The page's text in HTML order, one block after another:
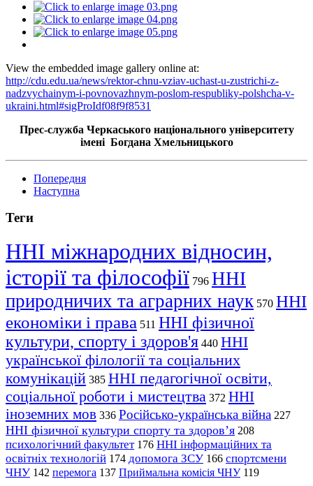
View the embedded image gallery online at:
http://cdu.edu.ua/news/rektor-chnu-vziav-uchast-u-zustrichi-z-
nadzvychainym-i-povnovazhnym-poslom-respubliky-polshcha-v-
ukraini.html#sigProIdf08f9f8531
Прес-служба Черкаського національного університету
імені Богдана Хмельницького
Попередня
Наступна
Теги
ННІ міжнародних відносин,
історії та філософії 796 ННІ
природничих та аграрних наук 570 ННІ
економіки і права 511 ННІ фізичної
культури, спорту і здоров'я 440 ННІ
української філології та соціальних
комунікацій 385 ННІ педагогічної освіти,
соціальної роботи і мистецтва 372 ННІ
іноземних мов 336 Російсько-українська війна 227
ННІ фізичної культури спорту та здоров’я 208
психологічний факультет 176 ННІ інформаційних та
освітніх технологій 174 допомога ЗСУ 166 спортсмени
ЧНУ 142 перемога 137 Приймальна комісія ЧНУ 119